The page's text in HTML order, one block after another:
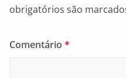
obrigatórios são
Comentário *